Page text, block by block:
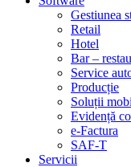
Gestiunea
Retail
Hotel
Bar –
Service
Producție
Soluții
Evidență
e-Factura
SAF-T
Servicii